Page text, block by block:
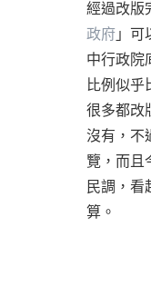
經過改版
政府 」可
中行政院
比例似乎
很多都改
沒有，不
覽，而且
民調，看
算。